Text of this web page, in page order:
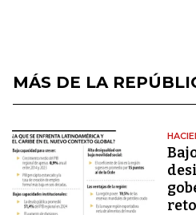
MÁS DE LA